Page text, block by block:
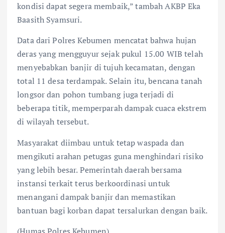
kondisi dapat segera membaik,” tambah AKBP Eka
Baasith Syamsuri.
Data dari Polres Kebumen mencatat bahwa hujan
deras yang mengguyur sejak pukul 15.00 WIB telah
menyebabkan banjir di tujuh kecamatan, dengan
total 11 desa terdampak. Selain itu, bencana tanah
longsor dan pohon tumbang juga terjadi di
beberapa titik, memperparah dampak cuaca ekstrem
di wilayah tersebut.
Masyarakat diimbau untuk tetap waspada dan
mengikuti arahan petugas guna menghindari risiko
yang lebih besar. Pemerintah daerah bersama
instansi terkait terus berkoordinasi untuk
menangani dampak banjir dan memastikan
bantuan bagi korban dapat tersalurkan dengan baik.